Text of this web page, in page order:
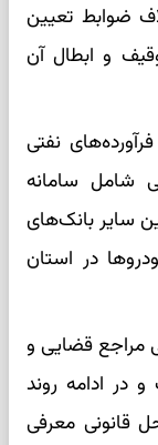
ضوابط تعیین
و ابطال آن
نفتی
شامل سامانه
سایر بانک‌های
در استان
مراجع قضایی و
در ادامه روند
قانونی معرفی